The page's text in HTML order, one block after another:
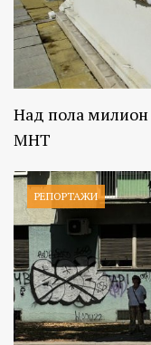
Над пола милион
МНТ
РЕПОРТАЖИ